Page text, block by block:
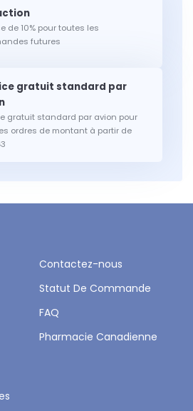
de 10% pour toutes les
futures
gratuit standard par avion pour
ordres de montant à partir de
Contactez-nous
Statut De Commande
FAQ
Pharmacie Canadienne